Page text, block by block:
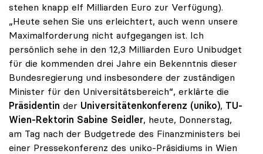
stehen knapp elf Milliarden Euro zur Verfügung).
„Heute sehen Sie uns erleichtert, auch wenn unsere
Maximalforderung nicht aufgegangen ist. Ich
persönlich sehe in den 12,3 Milliarden Euro Unibudget
für die kommenden drei Jahre ein Bekenntnis dieser
Bundesregierung und insbesondere der zuständigen
Minister für den Universitätsbereich“, erklärte die
Präsidentin der Universitätenkonferenz (uniko), TU-
Wien-Rektorin Sabine Seidler, heute, Donnerstag,
am Tag nach der Budgetrede des Finanzministers bei
einer Pressekonferenz des uniko-Präsidiums in Wien